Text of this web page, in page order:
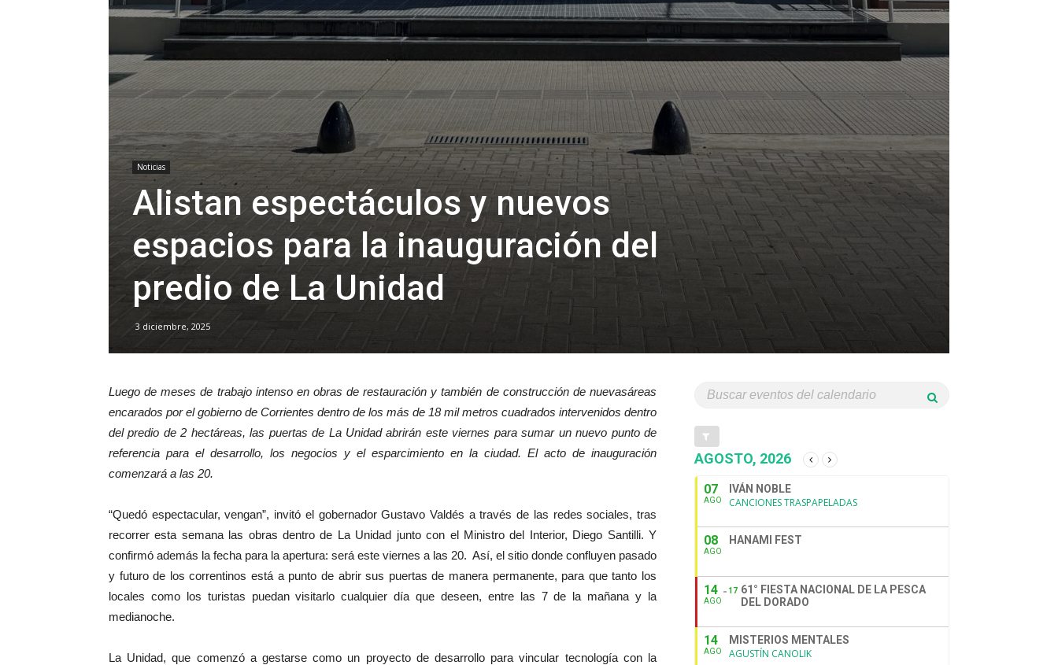
Noticias
Alistan espectáculos y nuevos
espacios para la inauguración del
predio de La Unidad
3 diciembre, 2025
Luego de meses de trabajo intenso en obras de restauración y también de construcción de nuevasáreas
encarados por el gobierno de Corrientes dentro de los más de 18 mil metros cuadrados intervenidos dentro
del predio de 2 hectáreas, las puertas de La Unidad abrirán este viernes para sumar un nuevo punto de
referencia para el desarrollo, los negocios y el esparcimiento en la ciudad. El acto de inauguración
comenzará a las 20.
“Quedó espectacular, vengan”, invitó el gobernador Gustavo Valdés a través de las redes sociales, tras
recorrer esta semana las obras dentro de La Unidad junto con el Ministro del Interior, Diego Santilli. Y
confirmó además la fecha para la apertura: será este viernes a las 20. Así, el sitio donde confluyen pasado
y futuro de los correntinos está a punto de abrir sus puertas de manera permanente, para que tanto los
locales como los turistas puedan visitarlo cualquier día que deseen, entre las 7 de la mañana y la
medianoche.
La Unidad, que comenzó a gestarse como un proyecto de desarrollo para vincular tecnología con la
AGOSTO, 2026
07
AGO
IVÁN NOBLE
CANCIONES TRASPAPELADAS
08
AGO
HANAMI FEST
14
AGO
17 61° FIESTA NACIONAL DE LA PESCA
DEL DORADO
14
AGO
MISTERIOS MENTALES
AGUSTÍN CANOLIK